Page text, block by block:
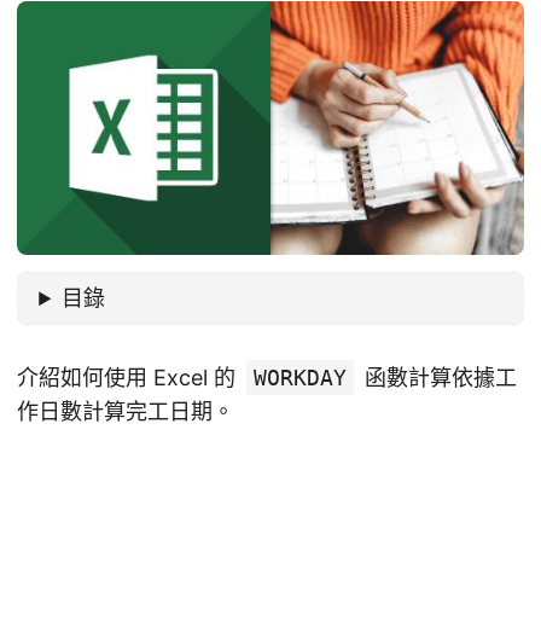
目錄
介紹如何使用 Excel 的 WORKDAY
函數計算依據工
作日數計算完工日期。